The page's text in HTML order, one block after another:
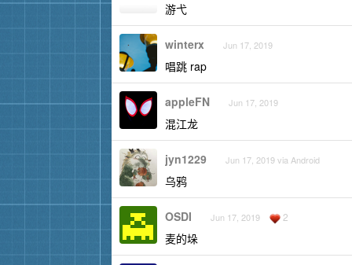
游弋
winterx Jun 17, 2019
唱跳 rap
appleFN Jun 17, 2019
混江龙
jyn1229 Jun 17, 2019 via Android
乌鸦
OSDI Jun 17, 2019 2
麦的垛